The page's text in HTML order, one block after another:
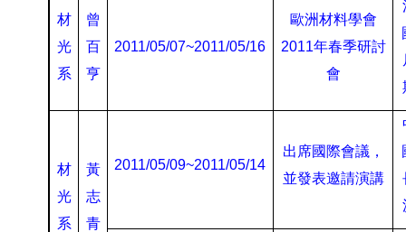
材
光
系
曾
百
亨
2011/05/07~2011/05/16
歐洲材料學會
2011年春季研討
會
材
光
系
黃
志
青
2011/05/09~2011/05/14
出席國際會議 ，
並發表邀請演講